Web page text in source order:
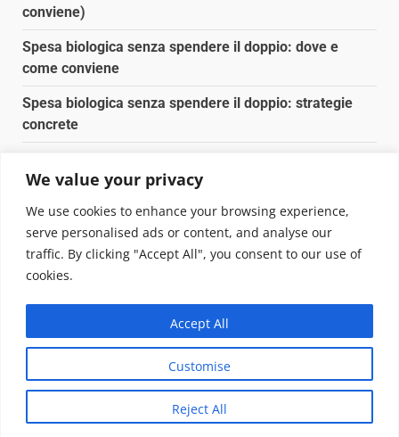
We value your privacy
We use cookies to enhance your browsing experience,
serve personalised ads or content, and analyse our
traffic. By clicking "Accept All", you consent to our use of
cookies.
Customise
Reject All
Accept All
conviene)
Spesa biologica senza spendere il doppio: dove e
come conviene
Spesa biologica senza spendere il doppio: strategie
concrete
Pulizia naturale della casa: 3 ingredienti che
sostituiscono 10 prodotti chimici
Copyright © 2025 Biopianeta.it proprietà di Jws Media
Questo blog non è una testata giornalistica, in quanto
viene aggiornato senza alcuna periodicità. Non può
pertanto considerarsi un prodotto editoriale ai sensi
della legge n. 62 del 07.03.2001|DarkNewsvon AF
themes.